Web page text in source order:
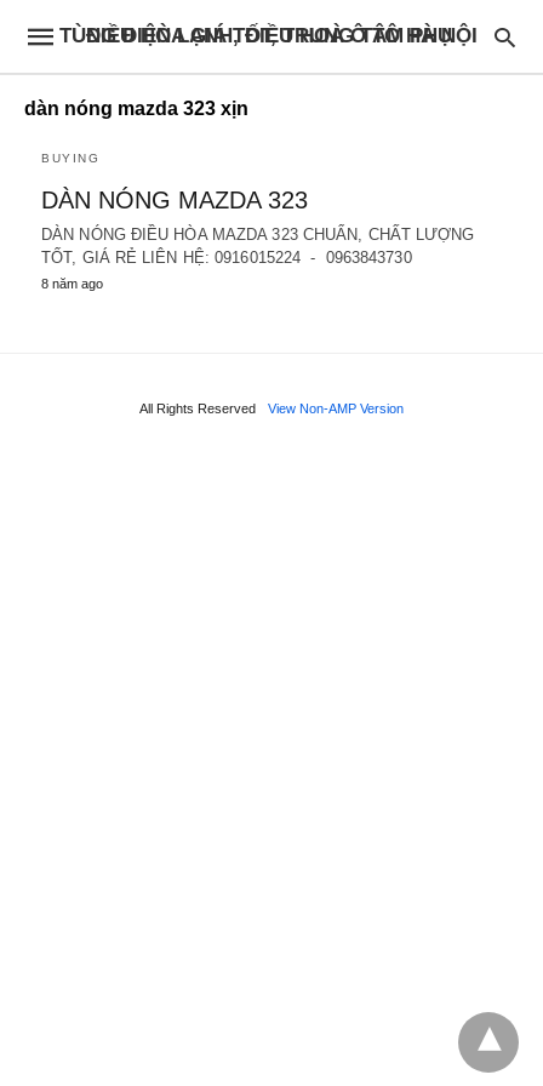
ĐIỀU HÒA GIÁ TỐT, TRUNG TÂM PHỤ TÙNG ĐIỆN LẠNH, ĐIỀU HOÀ Ô TÔ HÀ NỘI
dàn nóng mazda 323 xịn
BUYING
DÀN NÓNG MAZDA 323
DÀN NÓNG ĐIỀU HÒA MAZDA 323 CHUẨN, CHẤT LƯỢNG
TỐT, GIÁ RẺ LIÊN HỆ: 0916015224 - 0963843730
8 năm ago
All Rights Reserved View Non-AMP Version